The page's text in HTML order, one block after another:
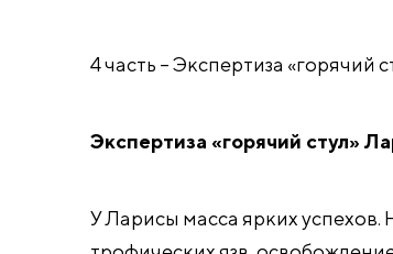
4 часть – Экспертиза «горячий
Экспертиза «горячий стул»
У Ларисы масса ярких